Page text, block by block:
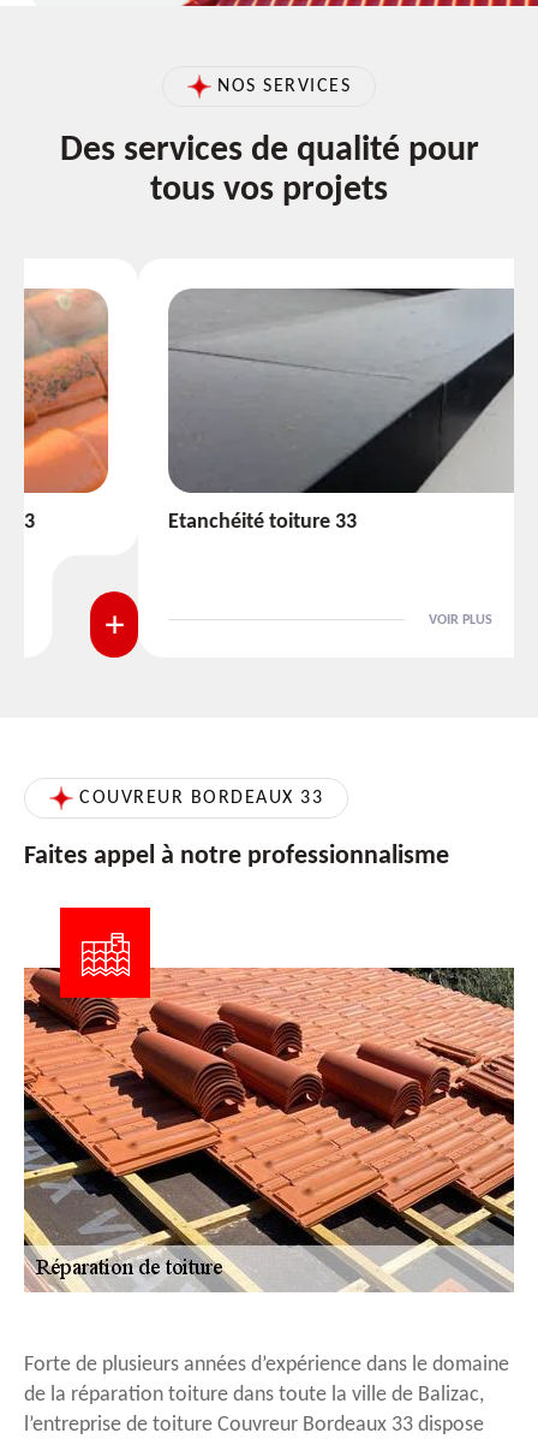
NOS SERVICES
Des services de qualité pour
tous vos projets
Etanchéité toiture 33
VOIR PLUS
COUVREUR BORDEAUX 33
Faites appel à notre professionnalisme
Forte de plusieurs années d’expérience dans le domaine
de la réparation toiture dans toute la ville de Balizac,
l’entreprise de toiture Couvreur Bordeaux 33 dispose